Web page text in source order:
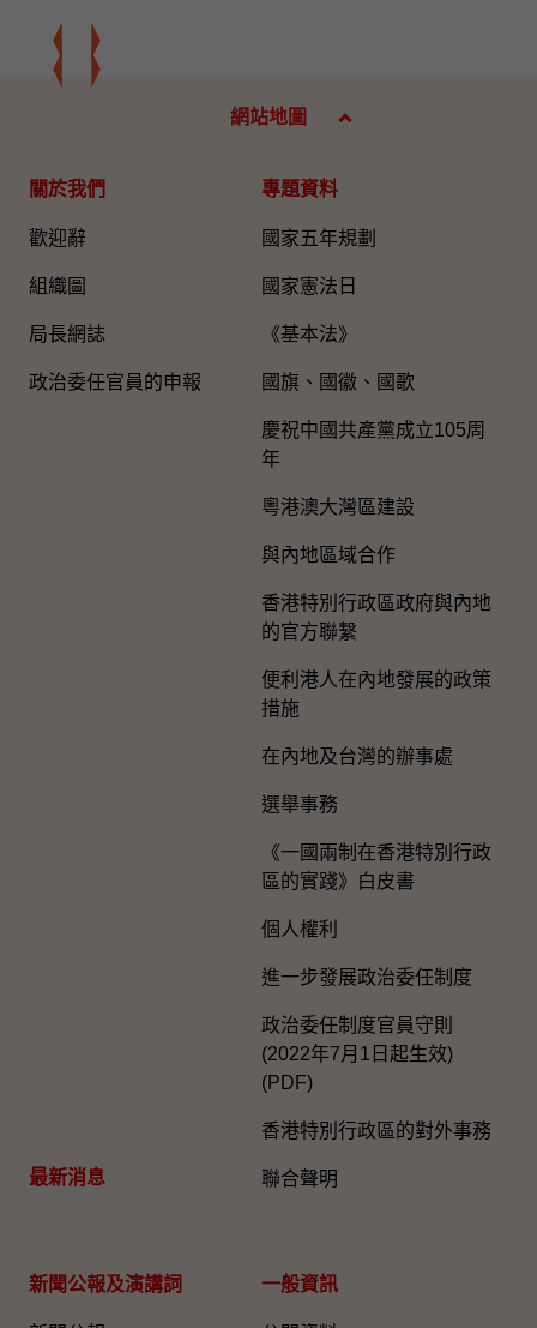
網站地圖
關於我們
歡迎辭
組織圖​
局長網誌
政治委任官員的申報
最新消息
專題資料
國家五年規劃
國家憲法日
《基本法》
國旗、國徽、國歌
慶祝中國共產黨成立105周
年
粵港澳大灣區建設
與內地區域合作
香港特別行政區政府與內地
的官方聯繫
便利港人在內地發展的政策
措施
在內地及台灣的辦事處
選舉事務
《一國兩制在香港特別行政
區的實踐》白皮書
個人權利
進一步發展政治委任制度
政治委任制度官員守則
(2022年7月1日起生效)
(PDF)
香港特別行政區的對外事務
聯合聲明
新聞公報及演講詞 一般資訊​